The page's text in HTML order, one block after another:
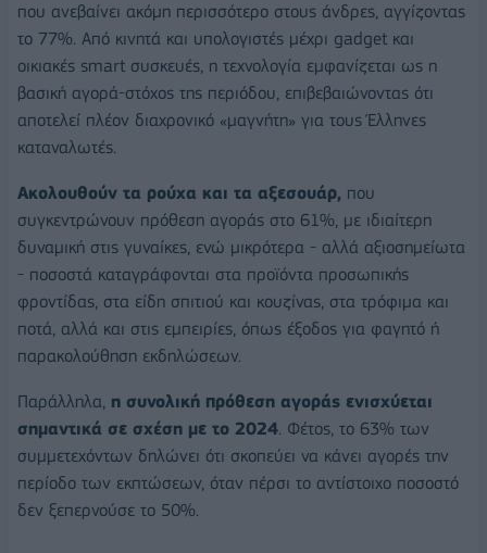
που ανεβαίνει ακόμη περισσότερο στους άνδρες, αγγίζοντας
το 77%. Από κινητά και υπολογιστές μέχρι gadget και
οικιακές smart συσκευές, η τεχνολογία εμφανίζεται ως η
βασική αγορά-στόχος της περιόδου, επιβεβαιώνοντας ότι
αποτελεί πλέον διαχρονικό «μαγνήτη» για τους Έλληνες
καταναλωτές.
Ακολουθούν τα ρούχα και τα αξεσουάρ, που
συγκεντρώνουν πρόθεση αγοράς στο 61%, με ιδιαίτερη
δυναμική στις γυναίκες, ενώ μικρότερα - αλλά αξιοσημείωτα
- ποσοστά καταγράφονται στα προϊόντα προσωπικής
φροντίδας, στα είδη σπιτιού και κουζίνας, στα τρόφιμα και
ποτά, αλλά και στις εμπειρίες, όπως έξοδος για φαγητό ή
παρακολούθηση εκδηλώσεων.
Παράλληλα, η συνολική πρόθεση αγοράς ενισχύεται
σημαντικά σε σχέση με το 2024. Φέτος, το 63% των
συμμετεχόντων δηλώνει ότι σκοπεύει να κάνει αγορές την
περίοδο των εκπτώσεων, όταν πέρσι το αντίστοιχο ποσοστό
δεν ξεπερνούσε το 50%.